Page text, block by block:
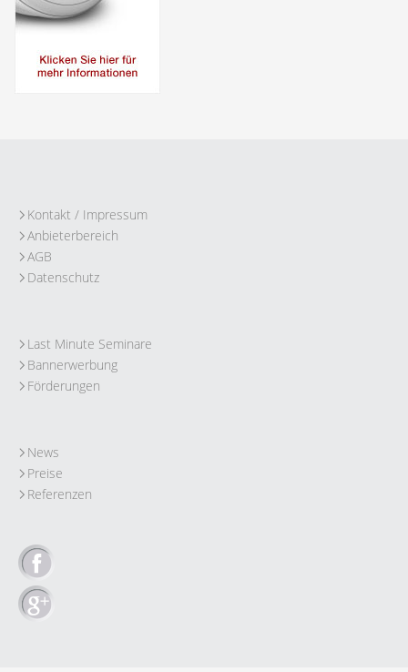
Kontakt / Impressum
Anbieterbereich
AGB
Datenschutz
Last Minute Seminare
Bannerwerbung
Förderungen
News
Preise
Referenzen